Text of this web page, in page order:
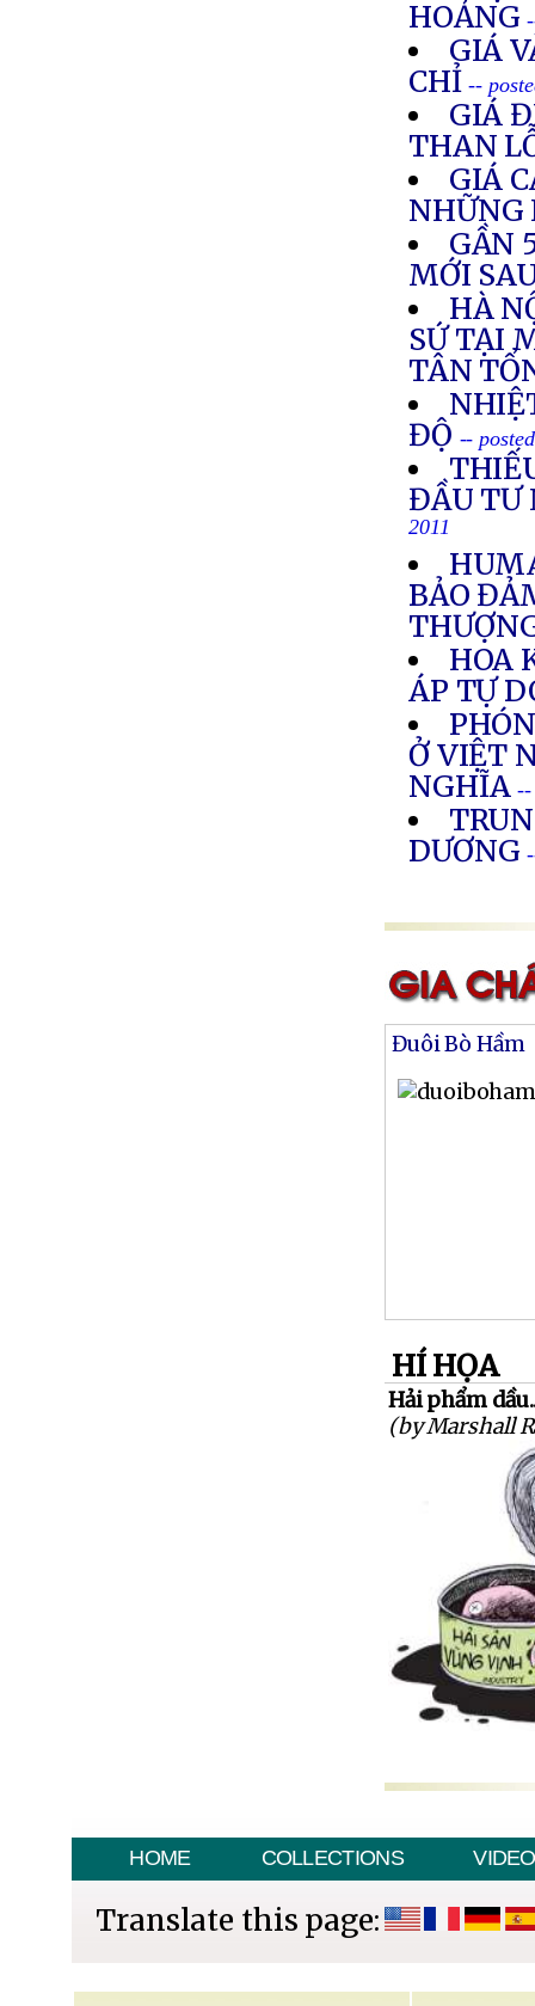
HOẢNG
GIÁ
CHỈ--
GIÁ
THAN
GIÁ
NHỮNG
GẦN
MỚI
HÀ
SỨ TẠI
TÂN
ĐỘ --
ĐẦU TƯ
2011
BẢO
HOA
ÁP TỰ
Ở VIỆT
NGHĨA --
DƯƠNG
Đuôi Bò Hầm
HÍ HỌA
Hải phẩm
(by Marshall
HOME COLLECTIONS VIDEO
Translate this page: